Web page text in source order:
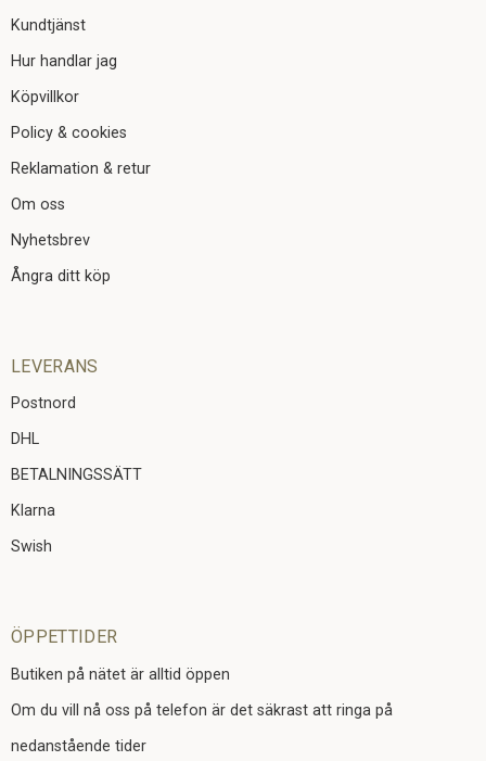
Kundtjänst
Hur handlar jag
Köpvillkor
Policy & cookies
Reklamation & retur
Om oss
Nyhetsbrev
Ångra ditt köp
LEVERANS
Postnord
DHL
BETALNINGSSÄTT
Klarna
Swish
ÖPPETTIDER
Butiken på nätet är alltid öppen
Om du vill nå oss på telefon är det säkrast att ringa på
nedanstående tider